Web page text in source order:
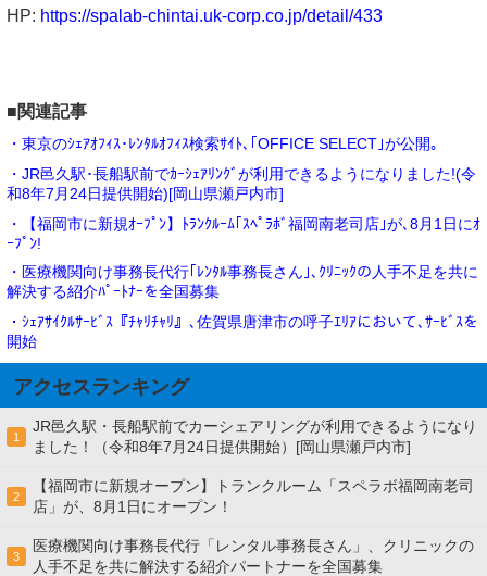
HP: https://spalab-chintai.uk-corp.co.jp/detail/433
■関連記事
・東京のｼｪｱｵﾌｨｽ･ﾚﾝﾀﾙｵﾌｨｽ検索ｻｲﾄ､｢OFFICE SELECT｣が公開｡
・JR邑久駅･長船駅前でｶｰｼｪｱﾘﾝｸﾞが利用できるようになりました!(令
和8年7月24日提供開始)[岡山県瀬戸内市]
・【福岡市に新規ｵｰﾌﾟﾝ】ﾄﾗﾝｸﾙｰﾑ｢ｽﾍﾟﾗﾎﾞ福岡南老司店｣が､8月1日にｵ
ｰﾌﾟﾝ!
・医療機関向け事務長代行｢ﾚﾝﾀﾙ事務長さん｣､ｸﾘﾆｯｸの人手不足を共に
解決する紹介ﾊﾟｰﾄﾅｰを全国募集
・ｼｪｱｻｲｸﾙｻｰﾋﾞｽ『ﾁｬﾘﾁｬﾘ』､佐賀県唐津市の呼子ｴﾘｱにおいて､ｻｰﾋﾞｽを
開始
アクセスランキング
1
JR邑久駅・長船駅前でカーシェアリングが利用できるようになり
ました！（令和8年7月24日提供開始）[岡山県瀬戸内市]
2
【福岡市に新規オープン】トランクルーム「スペラボ福岡南老司
店」が、8月1日にオープン！
3
医療機関向け事務長代行「レンタル事務長さん」、クリニックの
人手不足を共に解決する紹介パートナーを全国募集